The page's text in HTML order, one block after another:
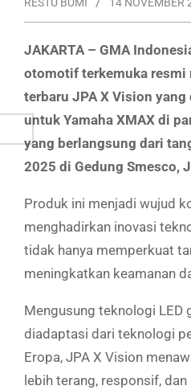
RESTU BUMI 14 NOVEMBER
JAKARTA – GMA
otomotif terkemuka
terbaru JPA X Vision
untuk Yamaha XMAX di
yang berlangsung dari
2025 di Gedung Smesco,
Produk ini menjadi wujud
menghadirkan inovasi
tidak hanya memperkuat
meningkatkan keamanan
Mengusung teknologi LED
diadaptasi dari teknologi
Eropa, JPA X Vision
lebih terang, responsif,